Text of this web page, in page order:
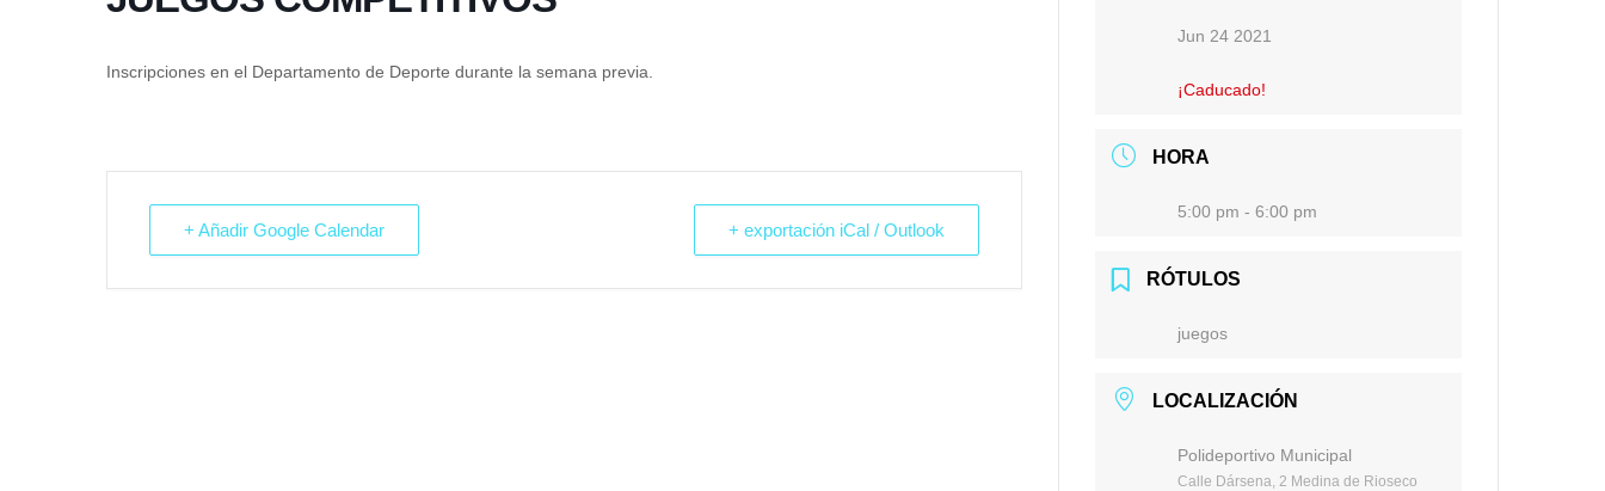
Inscripciones en el Departamento de Deporte durante la semana previa.
+ Añadir Google Calendar + exportación iCal / Outlook
Jun 24 2021
¡Caducado!
HORA
5:00 pm - 6:00 pm
RÓTULOS
juegos
LOCALIZACIÓN
Polideportivo Municipal
Calle Dársena, 2 Medina de Rioseco